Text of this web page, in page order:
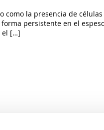
como la presencia de
persistente en el
el […]